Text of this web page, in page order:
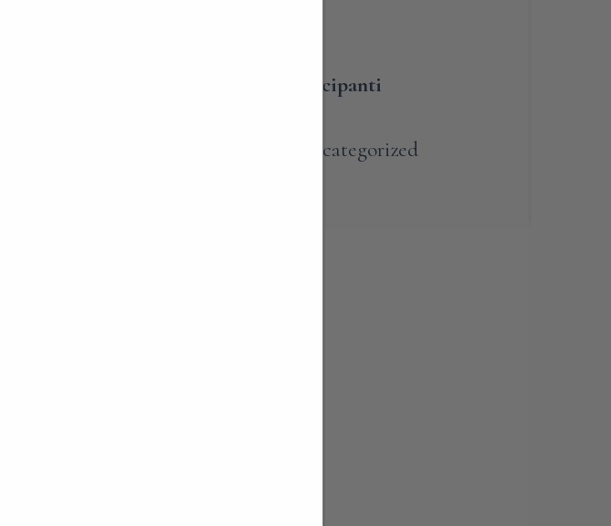
Inserisci qui sotto il numero dei partecipanti
Uncategorized